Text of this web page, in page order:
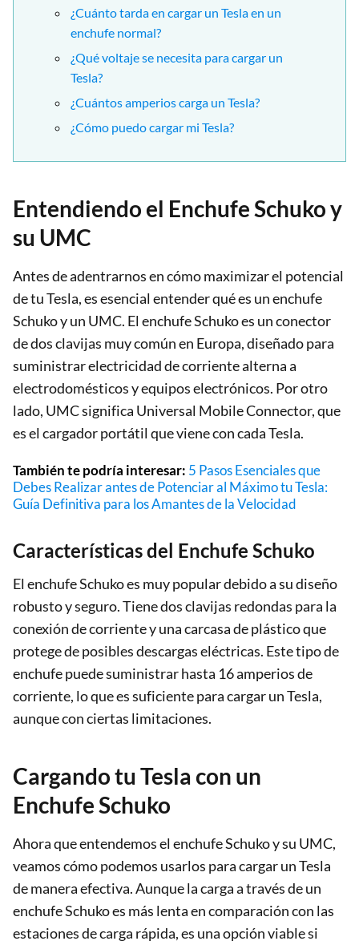
¿Cuánto tarda en cargar un Tesla en un
enchufe normal?
¿Qué voltaje se necesita para cargar un
Tesla?
¿Cuántos amperios carga un Tesla?
¿Cómo puedo cargar mi Tesla?
Entendiendo el Enchufe Schuko y
su UMC
Antes de adentrarnos en cómo maximizar el potencial
de tu Tesla, es esencial entender qué es un enchufe
Schuko y un UMC. El enchufe Schuko es un conector
de dos clavijas muy común en Europa, diseñado para
suministrar electricidad de corriente alterna a
electrodomésticos y equipos electrónicos. Por otro
lado, UMC significa Universal Mobile Connector, que
es el cargador portátil que viene con cada Tesla.
También te podría interesar: 5 Pasos Esenciales que
Debes Realizar antes de Potenciar al Máximo tu Tesla:
Guía Definitiva para los Amantes de la Velocidad
Características del Enchufe Schuko
El enchufe Schuko es muy popular debido a su diseño
robusto y seguro. Tiene dos clavijas redondas para la
conexión de corriente y una carcasa de plástico que
protege de posibles descargas eléctricas. Este tipo de
enchufe puede suministrar hasta 16 amperios de
corriente, lo que es suficiente para cargar un Tesla,
aunque con ciertas limitaciones.
Cargando tu Tesla con un
Enchufe Schuko
Ahora que entendemos el enchufe Schuko y su UMC,
veamos cómo podemos usarlos para cargar un Tesla
de manera efectiva. Aunque la carga a través de un
enchufe Schuko es más lenta en comparación con las
estaciones de carga rápida, es una opción viable si